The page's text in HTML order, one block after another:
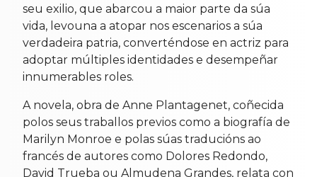
seu exilio, que abarcou a maior parte da súa
vida, levouna a atopar nos escenarios a súa
verdadeira patria, converténdose en actriz para
adoptar múltiples identidades e desempeñar
innumerables roles.
A novela, obra de Anne Plantagenet, coñecida
polos seus traballos previos como a biografía de
Marilyn Monroe e polas súas traducións ao
francés de autores como Dolores Redondo,
David Trueba ou Almudena Grandes, relata con